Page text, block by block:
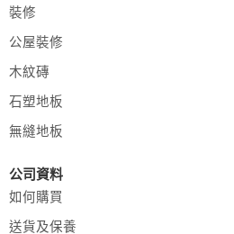
裝修
公屋裝修
木紋磚
石塑地板
無縫地板
公司資料
如何購買
送貨及保養